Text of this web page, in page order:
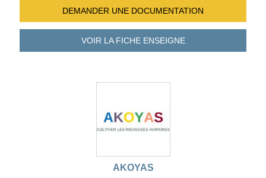
DEMANDER UNE DOCUMENTATION
VOIR LA FICHEENSEIGNE
AKOYAS